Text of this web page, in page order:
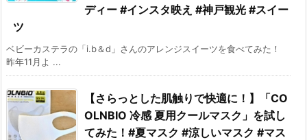
ディー #インスタ映え #神戸観光 #スイー
ツ
ベビーカステラの「i.b＆d」さんのアレンジスイーツを食べてみた！
昨年11月よ ...
【さらっとした肌触りで快適に！】「CO
OLNBIO 冷感 夏用クールマスク」を試し
てみた！#夏マスク #涼しいマスク #マス